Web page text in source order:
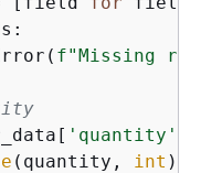
f"Missing
'quantity'
(quantity, int )